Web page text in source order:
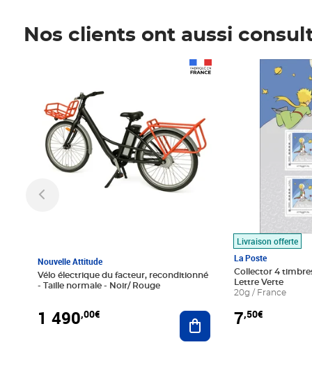
Nos clients ont aussi
Nouvelle Attitude
Vélo électrique du facteur, reconditionné
- Taille normale - Noir/ Rouge
1 490,00€ Ajouter au panier
Livraison offerte
La Poste
Collector 4
Lettre Verte
20g / France
7,50€
Prix 7,50€